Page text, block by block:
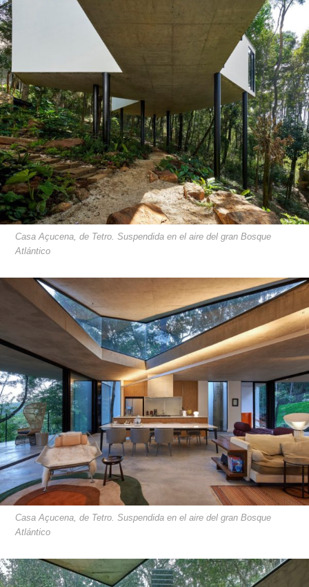
Casa Açucena, de Tetro. Suspendida en el aire del gran Bosque
Atlántico
Casa Açucena, de Tetro. Suspendida en el aire del gran Bosque
Atlántico